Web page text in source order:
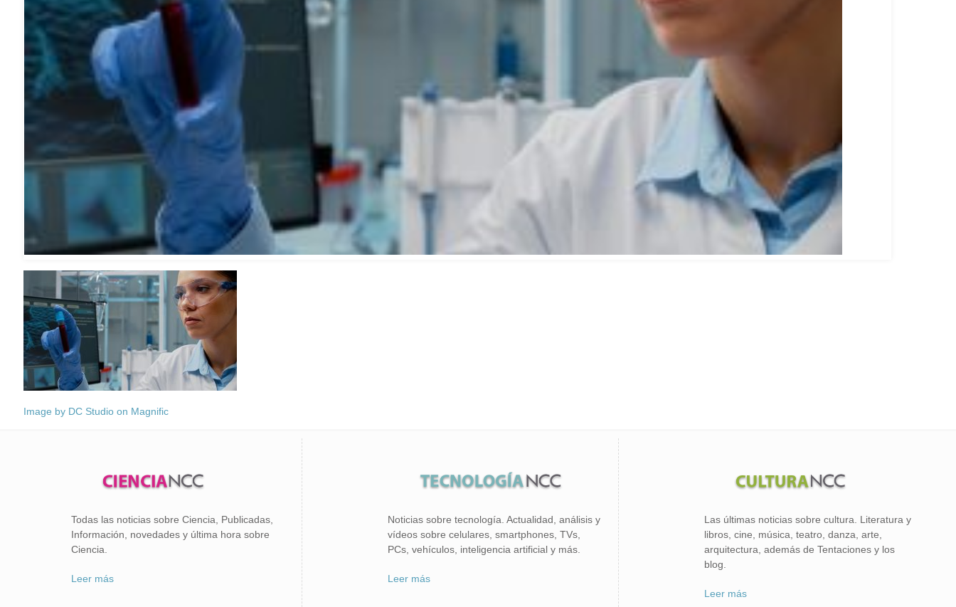
Image by DC Studio on Magnific
Todas las noticias sobre Ciencia, Publicadas,
Información, novedades y última hora sobre
Ciencia.
Leer más
Noticias sobre tecnología. Actualidad, análisis y
vídeos sobre celulares, smartphones, TVs,
PCs, vehículos, inteligencia artificial y más.
Leer más
Las últimas noticias sobre cultura. Literatura y
libros, cine, música, teatro, danza, arte,
arquitectura, además de Tentaciones y los
blog.
Leer más